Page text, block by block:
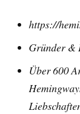
https://
Gründer &
Über 600